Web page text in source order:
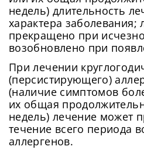
недель) длительность
характера
прекращено при
возобновлено при
При лечении
(персистирующего)
(наличие симптомов
их общая
недель) лечение может
течение всего периода
аллергенов.